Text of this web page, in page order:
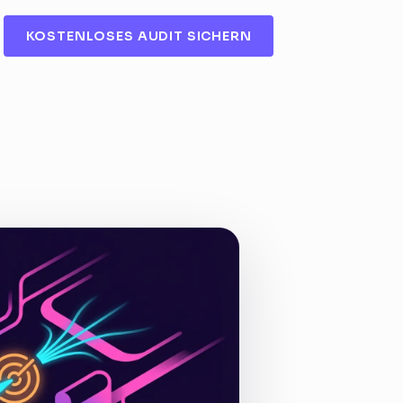
KOSTENLOSES AUDIT SICHERN